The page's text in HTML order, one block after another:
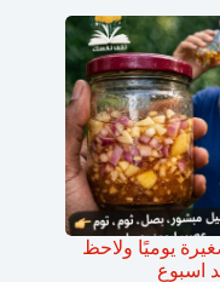
يوميًا ولاحظ
اسبوع